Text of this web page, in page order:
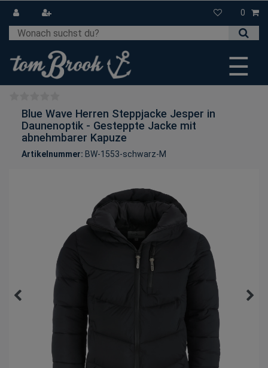
0
☰
Blue Wave Herren Steppjacke Jesper in
Daunenoptik - Gesteppte Jacke mit
abnehmbarer Kapuze
Artikelnummer: BW-1553-schwarz-M